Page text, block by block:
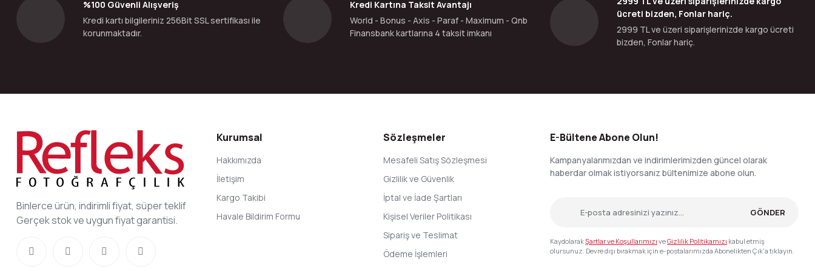
Ürün fiyatı diğer sitelerden daha pahalı.
Bu ürüne benzer farklı alternatifler olmalı.
%100 Güvenli Alışveriş
Kredi kartı bilgileriniz 256Bit SSL sertifikası ile
korunmaktadır.
Kredi Kartına Taksit Avantajı
World - Bonus - Axis - Paraf - Maximum - Qnb
Finansbank kartlarına 4 taksit imkanı
ücreti bizden, Fonlar hariç.
2999 TL ve üzeri siparişlerinizde kargo ücreti
bizden, Fonlar hariç.
Binlerce ürün, indirimli fiyat, süper teklif
Gerçek stok ve uygun fiyat garantisi.
Kurumsal
Hakkımızda
İletişim
Kargo Takibi
Havale Bildirim Formu
Sözleşmeler
Mesafeli Satış Sözleşmesi
Gizlilik ve Güvenlik
İptal ve İade Şartları
Kişisel Veriler Politikası
Sipariş ve Teslimat
Ödeme İşlemleri
E-Bültene Abone Olun!
Kampanyalarımızdan ve indirimlerimizden güncel olarak
haberdar olmak istiyorsanız bültenimize abone olun.
GÖNDER
KaydolarakŞartlar ve Koşullarımızı veGizlilik Politikamızı kabul etmiş
olursunuz. Devre dışı bırakmak için e-postalarımızda Abonelikten Çık'a tıklayın.